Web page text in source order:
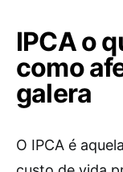
IPCA o
como
galera
O IPCA é